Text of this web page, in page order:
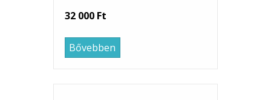
32 000 Ft
Bővebben